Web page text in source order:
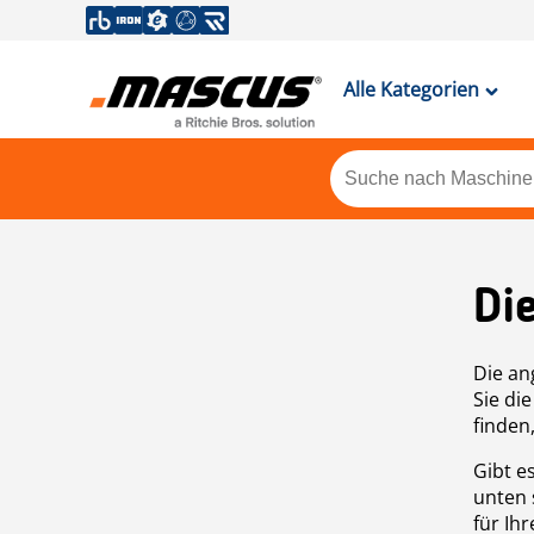
Alle Kategorien
Die
Sie
Gibt
unten
für